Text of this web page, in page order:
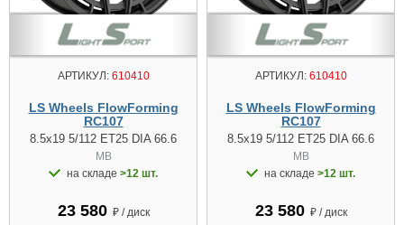
АРТИКУЛ:610410
LS Wheels FlowForming
RC107
8.5x19 5/112 ET25 DIA 66.6
MB
на складе >12 шт.
23 580 ₽ / диск
АРТИКУЛ:610410
LS Wheels FlowForming
RC107
8.5x19 5/112 ET25 DIA 66.6
MB
на складе >12 шт.
23 580 ₽ / диск